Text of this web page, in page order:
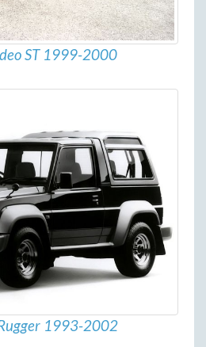
ST 1999-2000
1993-2002